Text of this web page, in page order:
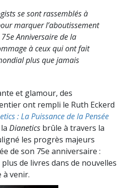
se sont rassemblés à
marquer l’aboutissement
Anniversaire de la
à ceux qui ont fait
plus que jamais
et glamour, des
ont rempli le Ruth Eckerd
: La Puissance de la Pensée
Dianetics brûle à travers la
les progrès majeurs
de son 75e anniversaire :
de livres dans de nouvelles
à venir.